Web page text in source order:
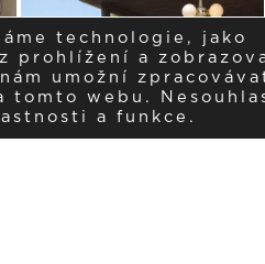
technologie, jako
prohlížení a
umožní
webu.
a funkce.